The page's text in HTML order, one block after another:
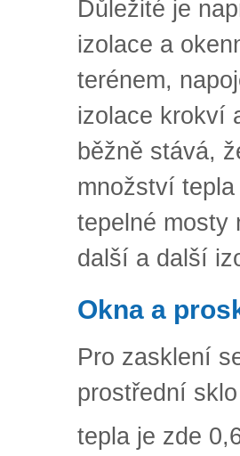
Důležité je
izolace a
terénem,
izolace krokví
běžně stává,
množství
tepelné mosty
další a další
Okna a
Pro zasklení
prostřední
tepla je zde